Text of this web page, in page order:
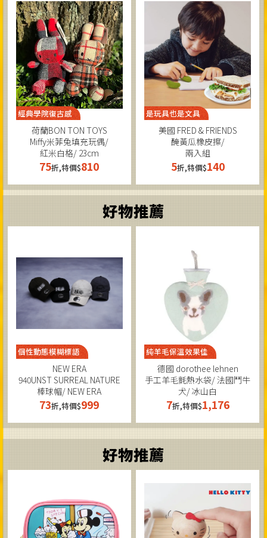
經典學院復古感
荷蘭BON TON TOYS
Miffy米菲兔填充玩偶/
紅米白格/ 23cm
75折,特價$810
是玩具也是文具
美國 FRED & FRIENDS
醃黃瓜橡皮擦/
兩入組
5折,特價$140
好物推薦
個性動態模糊標語
NEW ERA
940UNST SURREAL NATURE
棒球帽/ NEW ERA
73折,特價$999
純羊毛保溫效果佳
德國 dorothee lehnen
手工羊毛氈熱水袋/ 法國鬥牛
犬/ 冰山白
7折,特價$1,176
好物推薦